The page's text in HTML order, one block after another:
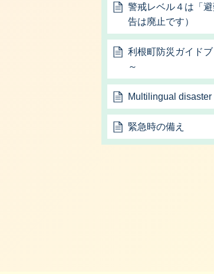
警戒レベル４は「
告は廃止です）
利根町防災ガイド
～
Multilingual disaster
緊急時の備え